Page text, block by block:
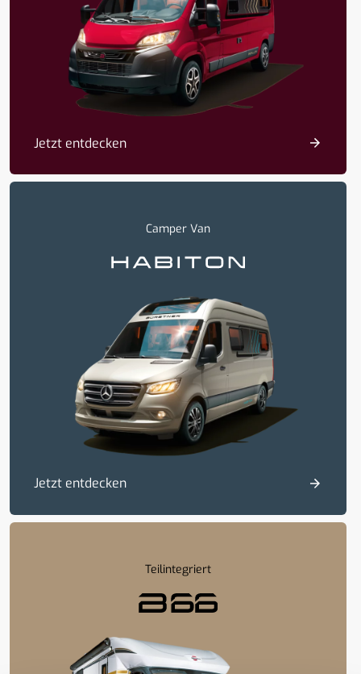
Jetzt entdecken
Camper Van
Jetzt entdecken
Teilintegriert